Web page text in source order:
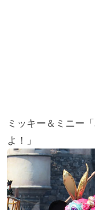
ミッキー＆ミニー
よ！」